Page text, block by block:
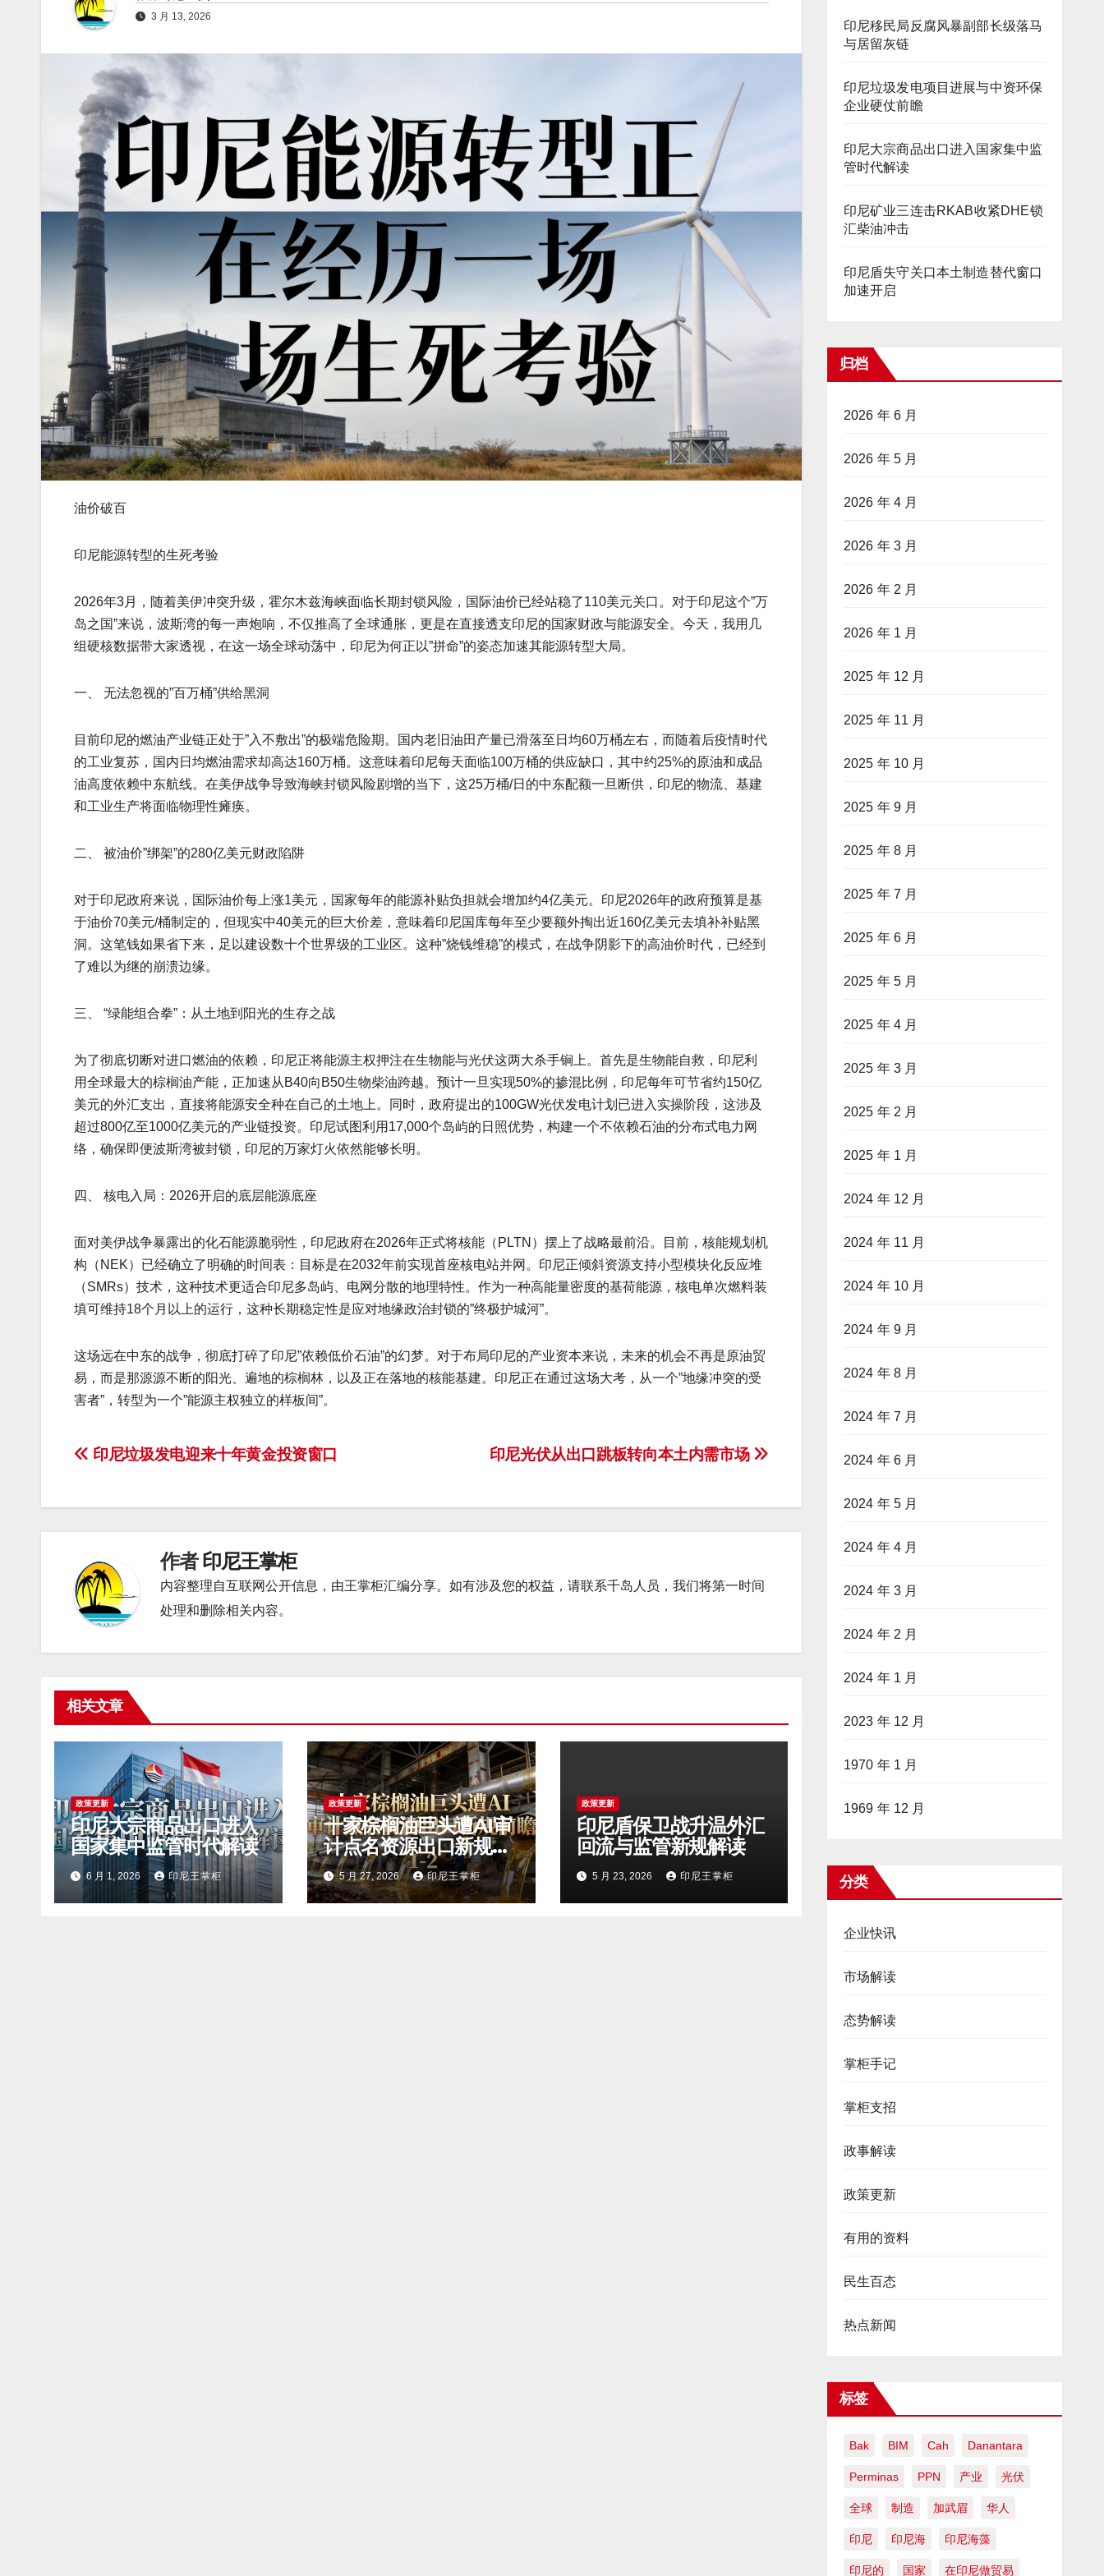
3 月 13, 2026
油价破百
印尼能源转型的生死考验
2026年3月，随着美伊冲突升级，霍尔木兹海峡面临长期封锁风险，国际油价已经站稳了110美元关口。对于印尼这个”万
岛之国”来说，波斯湾的每一声炮响，不仅推高了全球通胀，更是在直接透支印尼的国家财政与能源安全。今天，我用几
组硬核数据带大家透视，在这一场全球动荡中，印尼为何正以”拼命”的姿态加速其能源转型大局。
一、 无法忽视的”百万桶”供给黑洞
目前印尼的燃油产业链正处于”入不敷出”的极端危险期。国内老旧油田产量已滑落至日均60万桶左右，而随着后疫情时代
的工业复苏，国内日均燃油需求却高达160万桶。这意味着印尼每天面临100万桶的供应缺口，其中约25%的原油和成品
油高度依赖中东航线。在美伊战争导致海峡封锁风险剧增的当下，这25万桶/日的中东配额一旦断供，印尼的物流、基建
和工业生产将面临物理性瘫痪。
二、 被油价”绑架”的280亿美元财政陷阱
对于印尼政府来说，国际油价每上涨1美元，国家每年的能源补贴负担就会增加约4亿美元。印尼2026年的政府预算是基
于油价70美元/桶制定的，但现实中40美元的巨大价差，意味着印尼国库每年至少要额外掏出近160亿美元去填补补贴黑
洞。这笔钱如果省下来，足以建设数十个世界级的工业区。这种”烧钱维稳”的模式，在战争阴影下的高油价时代，已经到
了难以为继的崩溃边缘。
三、 “绿能组合拳”：从土地到阳光的生存之战
为了彻底切断对进口燃油的依赖，印尼正将能源主权押注在生物能与光伏这两大杀手锏上。首先是生物能自救，印尼利
用全球最大的棕榈油产能，正加速从B40向B50生物柴油跨越。预计一旦实现50%的掺混比例，印尼每年可节省约150亿
美元的外汇支出，直接将能源安全种在自己的土地上。同时，政府提出的100GW光伏发电计划已进入实操阶段，这涉及
超过800亿至1000亿美元的产业链投资。印尼试图利用17,000个岛屿的日照优势，构建一个不依赖石油的分布式电力网
络，确保即便波斯湾被封锁，印尼的万家灯火依然能够长明。
四、 核电入局：2026开启的底层能源底座
面对美伊战争暴露出的化石能源脆弱性，印尼政府在2026年正式将核能（PLTN）摆上了战略最前沿。目前，核能规划机
构（NEK）已经确立了明确的时间表：目标是在2032年前实现首座核电站并网。印尼正倾斜资源支持小型模块化反应堆
（SMRs）技术，这种技术更适合印尼多岛屿、电网分散的地理特性。作为一种高能量密度的基荷能源，核电单次燃料装
填可维持18个月以上的运行，这种长期稳定性是应对地缘政治封锁的”终极护城河”。
这场远在中东的战争，彻底打碎了印尼”依赖低价石油”的幻梦。对于布局印尼的产业资本来说，未来的机会不再是原油贸
易，而是那源源不断的阳光、遍地的棕榈林，以及正在落地的核能基建。印尼正在通过这场大考，从一个”地缘冲突的受
害者”，转型为一个”能源主权独立的样板间”。
文
航
印尼光伏从出口跳板转向本土内需市场
印尼垃圾发电迎来十年黄金投资窗口
作者印尼王掌柜
内容整理自互联网公开信息，由王掌柜汇编分享。如有涉及您的权益，请联系千岛人员，我们将第一时间
处理和删除相关内容。
相关文章
政策更新
印尼大宗商品出口进入
国家集中监管时代解读
6 月 1, 2026 印尼王掌柜
政策更新
十家棕榈油巨头遭AI审
计点名资源出口新规前
瞻5 月 27, 2026 印尼王掌柜
政策更新
印尼盾保卫战升温外汇
回流与监管新规解读
5 月 23, 2026 印尼王掌柜
印尼移民局反腐风暴副部长级落马
与居留灰链
印尼垃圾发电项目进展与中资环保
企业硬仗前瞻
印尼大宗商品出口进入国家集中监
管时代解读
印尼矿业三连击RKAB收紧DHE锁
汇柴油冲击
印尼盾失守关口本土制造替代窗口
加速开启
归档
2026 年 6 月
2026 年 5 月
2026 年 4 月
2026 年 3 月
2026 年 2 月
2026 年 1 月
2025 年 12 月
2025 年 11 月
2025 年 10 月
2025 年 9 月
2025 年 8 月
2025 年 7 月
2025 年 6 月
2025 年 5 月
2025 年 4 月
2025 年 3 月
2025 年 2 月
2025 年 1 月
2024 年 12 月
2024 年 11 月
2024 年 10 月
2024 年 9 月
2024 年 8 月
2024 年 7 月
2024 年 6 月
2024 年 5 月
2024 年 4 月
2024 年 3 月
2024 年 2 月
2024 年 1 月
2023 年 12 月
1970 年 1 月
1969 年 12 月
分类
企业快讯
市场解读
态势解读
掌柜手记
掌柜支招
政事解读
政策更新
有用的资料
民生百态
热点新闻
标签
Bak BIM Cah Danantara
Perminas PPN 产业 光伏
全球 制造 加武眉 华人
印尼 印尼海 印尼海藻
印尼的 国家 在印尼做贸易